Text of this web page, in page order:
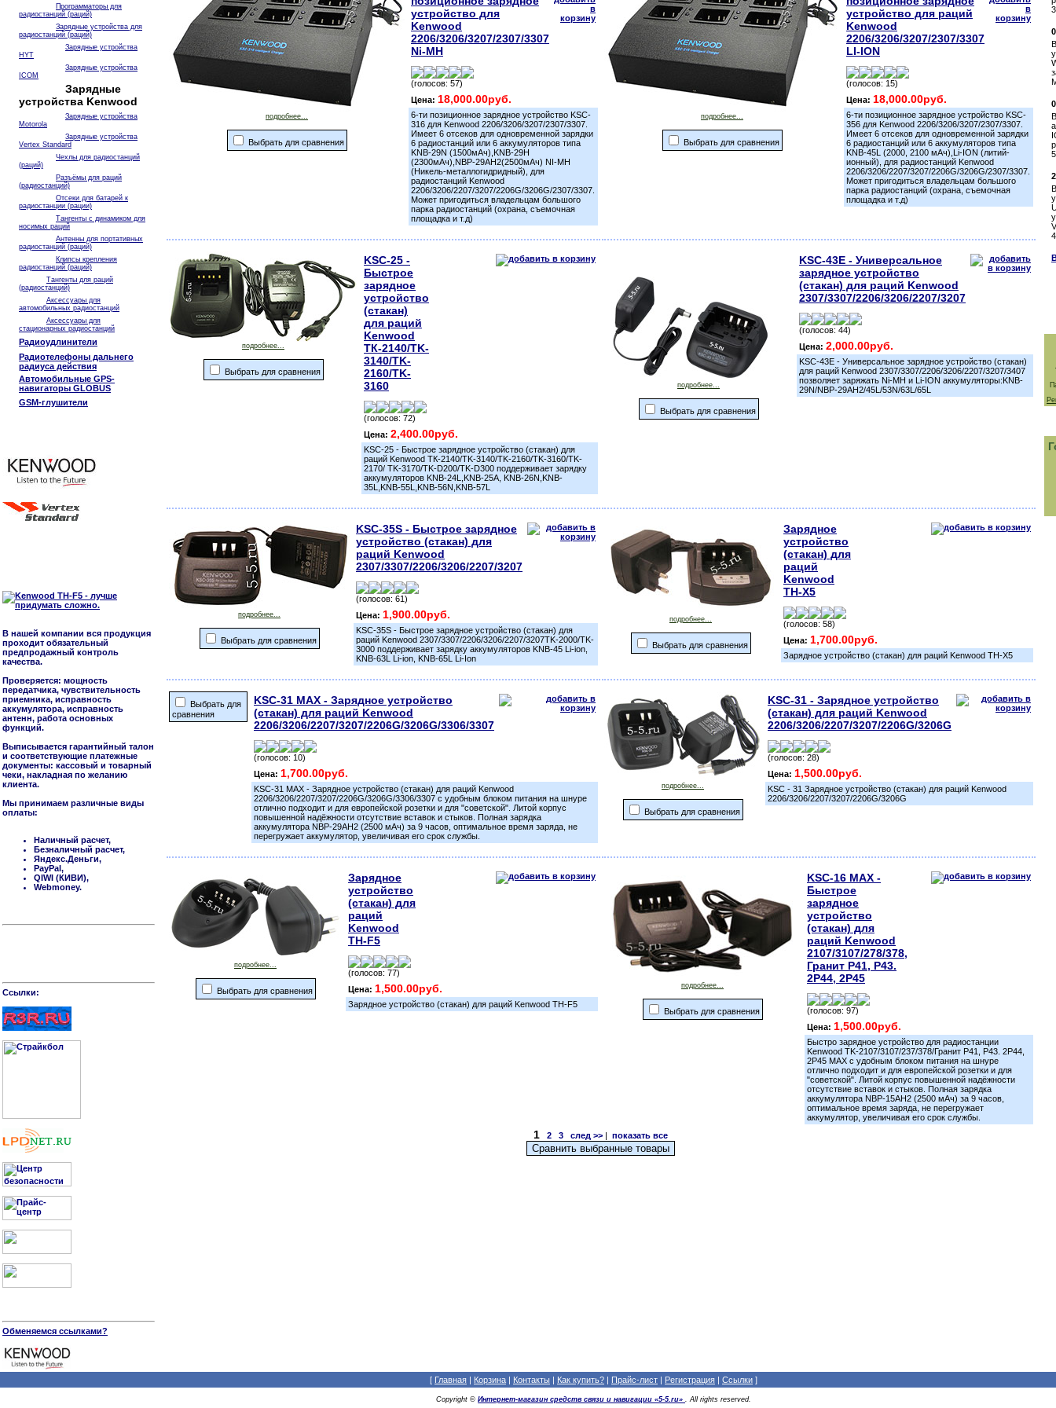
Программаторы для
радиостанций (раций)
Зарядные устройства для
радиостанций (раций)
Зарядные устройства
HYT
Зарядные устройства
ICOM
Зарядные
устройства Kenwood
Зарядные устройства
Motorola
Зарядные устройства
Vertex Standard
Чехлы для радиостанций
(раций)
Разъёмы для раций
(радиостанций)
Отсеки для батарей к
радиостанции (рации)
Тангенты с динамиком для
носимых раций
Антенны для портативных
радиостанций (раций)
Клипсы крепления
радиостанций (раций)
Тангенты для раций
(радиостанций)
Аксессуары для
автомобильных радиостанций
Аксессуары для
стационарных радиостанций
Радиоудлинители
Радиотелефоны дальнего
радиуса действия
Автомобильные GPS-
навигаторы GLOBUS
GSM-глушители
В нашей компании вся продукция
проходит обязательный
предпродажный контроль
качества.
Проверяется: мощность
передатчика, чувствительность
приемника, исправность
аккумулятора, исправность
антенн, работа основных
функций.
Выписывается гарантийный талон
и соответствующие платежные
документы: кассовый и товарный
чеки, накладная по желанию
клиента.
Мы принимаем различные виды
оплаты:
Наличный расчет,
Безналичный расчет,
Яндекс.Деньги,
PayPal,
QIWI (КИВИ),
Webmoney.
Cсылки:
Обменяемся ссылками?
подробнее...
Выбрать для сравнения
устройство для
Kenwood
2206/3206/3207/2307/3307
Ni-MH
(голосов: 57)
Цена: 18,000.00руб.
6-ти позиционное зарядное устройство KSC-
316 для Kenwood 2206/3206/3207/2307/3307.
Имеет 6 отсеков для одновременной зарядки
6 радиостанций или 6 аккумуляторов типа
KNB-29N (1500мАч),KNB-29H
(2300мАч),NBP-29AH2(2500мАч) NI-MH
(Никель-металлогидридный), для
радиостанций Kenwood
2206/3206/2207/3207/2206G/3206G/2307/3307.
Может пригодиться владельцам большого
парка радиостанций (охрана, съемочная
площадка и т.д)
подробнее...
Выбрать для сравнения
устройство для раций
Kenwood
2206/3206/3207/2307/3307
LI-ION
(голосов: 15)
Цена: 18,000.00руб.
6-ти позиционное зарядное устройство KSC-
356 для Kenwood 2206/3206/3207/2307/3307.
Имеет 6 отсеков для одновременной зарядки
6 радиостанций или 6 аккумуляторов типа
KNB-45L (2000, 2100 мАч),Li-ION (литий-
ионный), для радиостанций Kenwood
2206/3206/2207/3207/2206G/3206G/2307/3307.
Может пригодиться владельцам большого
парка радиостанций (охрана, съемочная
площадка и т.д)
подробнее...
Выбрать для сравнения
KSC-25 -
Быстрое
зарядное
устройство
(стакан)
для раций
Kenwood
ТК-2140/TK-
3140/TK-
2160/TK-
3160
(голосов: 72)
Цена: 2,400.00руб.
KSC-25 - Быстрое зарядное устройство (стакан) для
раций Kenwood ТК-2140/TK-3140/TK-2160/TK-3160/TK-
2170/ TK-3170/TK-D200/TK-D300 поддерживает зарядку
аккумуляторов KNB-24L,KNB-25A, KNB-26N,KNB-
35L,KNB-55L,KNB-56N,KNB-57L
подробнее...
Выбрать для сравнения
KSC-43E - Универсальное
зарядное устройство
(стакан) для раций Kenwood
2307/3307/2206/3206/2207/3207
(голосов: 44)
Цена: 2,000.00руб.
KSC-43E - Универсальное зарядное устройство (стакан)
для раций Kenwood 2307/3307/2206/3206/2207/3207/3407
позволяет заряжать Ni-MH и Li-ION аккумуляторы:KNB-
29N/NBP-29AH2/45L/53N/63L/65L
подробнее...
Выбрать для сравнения
KSC-35S - Быстрое зарядное
устройство (стакан) для
раций Kenwood
2307/3307/2206/3206/2207/3207
(голосов: 61)
Цена: 1,900.00руб.
KSC-35S - Быстрое зарядное устройство (стакан) для
раций Kenwood 2307/3307/2206/3206/2207/3207TK-2000/TK-
3000 поддерживает зарядку аккумуляторов KNB-45 Li-ion,
KNB-63L Li-ion, KNB-65L Li-Ion
подробнее...
Выбрать для сравнения
Зарядное
устройство
(стакан) для
раций
Kenwood
TH-X5
(голосов: 58)
Цена: 1,700.00руб.
Зарядное устройство (стакан) для раций Kenwood TH-X5
Выбрать для
сравнения
KSC-31 MAX - Зарядное устройство
(стакан) для раций Kenwood
2206/3206/2207/3207/2206G/3206G/3306/3307
(голосов: 10)
Цена: 1,700.00руб.
KSC-31 MAX - Зарядное устройство (стакан) для раций Kenwood
2206/3206/2207/3207/2206G/3206G/3306/3307 с удобным блоком питания на шнуре
отлично подходит и для европейской розетки и для "советской". Литой корпус
повышенной надёжности отсутствие вставок и стыков. Полная зарядка
аккумулятора NBP-29AH2 (2500 мАч) за 9 часов, оптимальное время заряда, не
перегружает аккумулятор, увеличивая его срок службы.
подробнее...
Выбрать для сравнения
KSC-31 - Зарядное устройство
(стакан) для раций Kenwood
2206/3206/2207/3207/2206G/3206G
(голосов: 28)
Цена: 1,500.00руб.
KSC - 31 Зарядное устройство (стакан) для раций Kenwood
2206/3206/2207/3207/2206G/3206G
подробнее...
Выбрать для сравнения
Зарядное
устройство
(стакан) для
раций
Kenwood
TH-F5
(голосов: 77)
Цена: 1,500.00руб.
Зарядное устройство (стакан) для раций Kenwood TH-F5
подробнее...
Выбрать для сравнения
KSC-16 MAX -
Быстрое
зарядное
устройство
(стакан) для
раций Kenwood
2107/3107/278/378,
Гранит Р41, Р43.
2Р44, 2Р45
(голосов: 97)
Цена: 1,500.00руб.
Быстро зарядное устройство для радиостанции
Kenwood TK-2107/3107/237/378/Гранит Р41, Р43. 2Р44,
2Р45 MAX с удобным блоком питания на шнуре
отлично подходит и для европейской розетки и для
"советской". Литой корпус повышенной надёжности
отсутствие вставок и стыков. Полная зарядка
аккумулятора NBP-15AH2 (2500 мАч) за 9 часов,
оптимальное время заряда, не перегружает
аккумулятор, увеличивая его срок службы.
1 2 3 след >> | показать все
[ Главная | Корзина | Контакты | Как купить? | Прайс-лист | Регистрация | Cсылки ]
Copyright © Интернет-магазин средств связи и навигации «5-5.ru» . All rights reserved.